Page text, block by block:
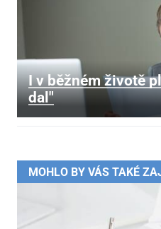
I v běžném životě
dal"
MOHLO BY VÁS TAKÉ